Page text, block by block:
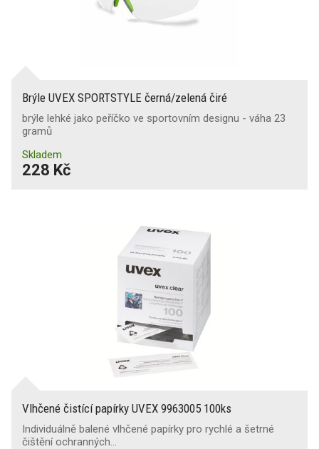
Brýle UVEX SPORTSTYLE černá/zelená čiré
brýle lehké jako peříčko ve sportovním designu - váha 23
gramů
Skladem
228 Kč
Vlhčené čistící papírky UVEX 9963005 100ks
Individuálně balené vlhčené papírky pro rychlé a šetrné
čištění ochranných…